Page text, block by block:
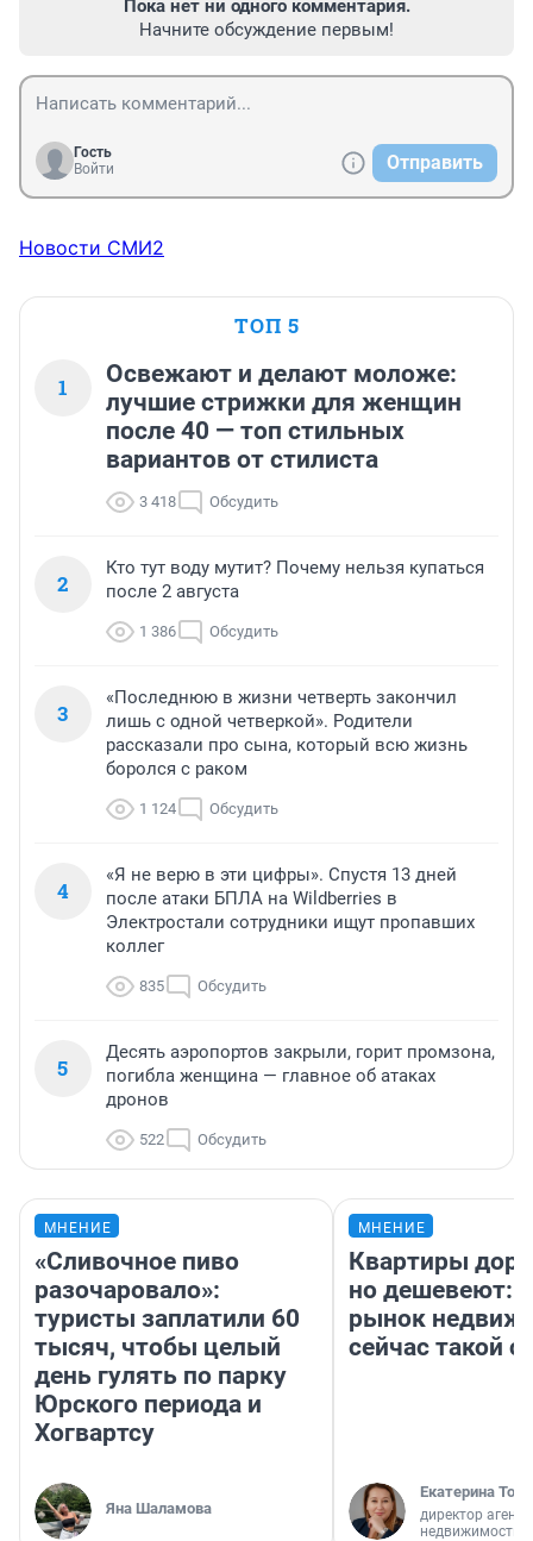
Пока нет ни одного комментария.
Начните обсуждение первым!
Гость
Войти
Отправить
Новости СМИ2
ТОП 5
1
Освежают и делают моложе:
лучшие стрижки для женщин
после 40 — топ стильных
вариантов от стилиста
3 418 Обсудить
2
Кто тут воду мутит? Почему нельзя купаться
после 2 августа
1 386 Обсудить
3
«Последнюю в жизни четверть закончил
лишь с одной четверкой». Родители
рассказали про сына, который всю жизнь
боролся с раком
1 124 Обсудить
4
«Я не верю в эти цифры». Спустя 13 дней
после атаки БПЛА на Wildberries в
Электростали сотрудники ищут пропавших
коллег
835 Обсудить
5
Десять аэропортов закрыли, горит промзона,
погибла женщина — главное об атаках
дронов
522 Обсудить
МНЕНИЕ
«Сливочное пиво
разочаровало»:
туристы заплатили 60
тысяч, чтобы целый
день гулять по парку
Юрского периода и
Хогвартсу
Яна Шаламова
МНЕНИЕ
Квартиры
но дешевеют:
рынок
сейчас такой
Екатерина
директор
недвижимости